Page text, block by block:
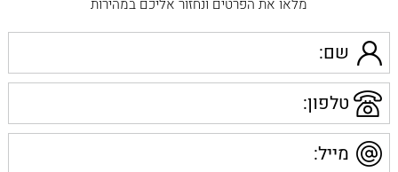
מלאו את הפרטים ונחזור אליכם במהירות
שם
טלפון
מייל